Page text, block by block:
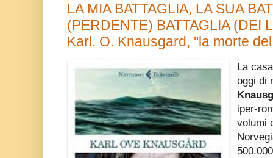
LA MIA BATTAGLIA, LA SUA
(PERDENTE) BATTAGLIA (DEI
Karl. O. Knausgard, "la morte
La
oggi di
iper-
volumi